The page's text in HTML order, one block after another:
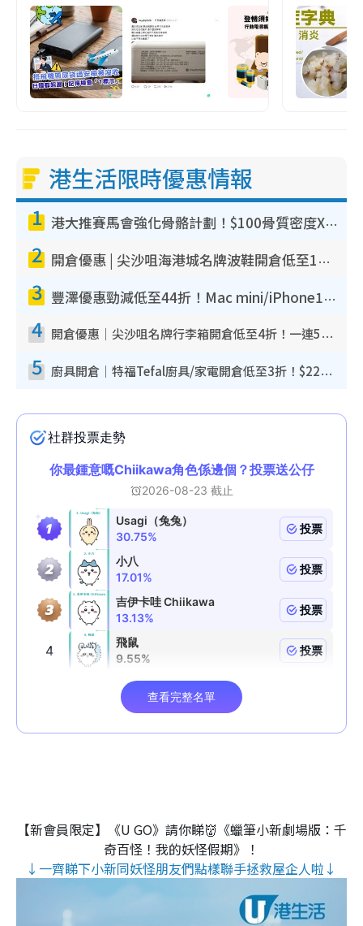
港生活限時優惠情報
1 港大推賽馬會強化骨骼計劃！$100骨質密度X光檢查 完成免費運動訓練送超市禮券！附參加資格
2 開倉優惠 | 尖沙咀海港城名牌波鞋開倉低至1折！On鞋$899起／Joy&Peace鞋履$98起
3 豐澤優惠勁減低至44折！Mac mini/iPhone17Pro大減價！廚房家電$220起
4 開倉優惠｜尖沙咀名牌行李箱開倉低至4折！一連5日 American Tourister/ace./Hallmark $200起！
5 廚具開倉｜特福Tefal廚具/家電開倉低至3折！$220起買平底鍋/炒鑊/湯煲！電飯煲/吸塵機/燙斗$418起
【新會員限定】《U GO》請你睇👹《蠟筆小新劇場版：千
奇百怪！我的妖怪假期》！
↓一齊睇下小新同妖怪朋友們點樣聯手拯救屋企人啦↓